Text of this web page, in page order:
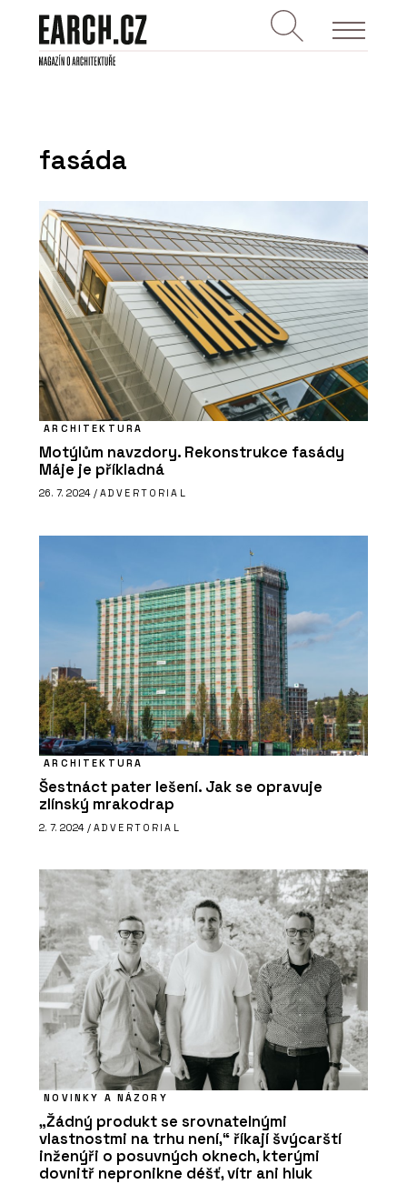
fasáda
ARCHITEKTURA
Motýlům navzdory. Rekonstrukce fasády
Máje je příkladná
26. 7. 2024 / ADVERTORIAL
ARCHITEKTURA
Šestnáct pater lešení. Jak se opravuje
zlínský mrakodrap
2. 7. 2024 / ADVERTORIAL
NOVINKY A NÁZORY
„Žádný produkt se srovnatelnými
vlastnostmi na trhu není,“ říkají švýcarští
inženýři o posuvných oknech, kterými
dovnitř nepronikne déšť, vítr ani hluk